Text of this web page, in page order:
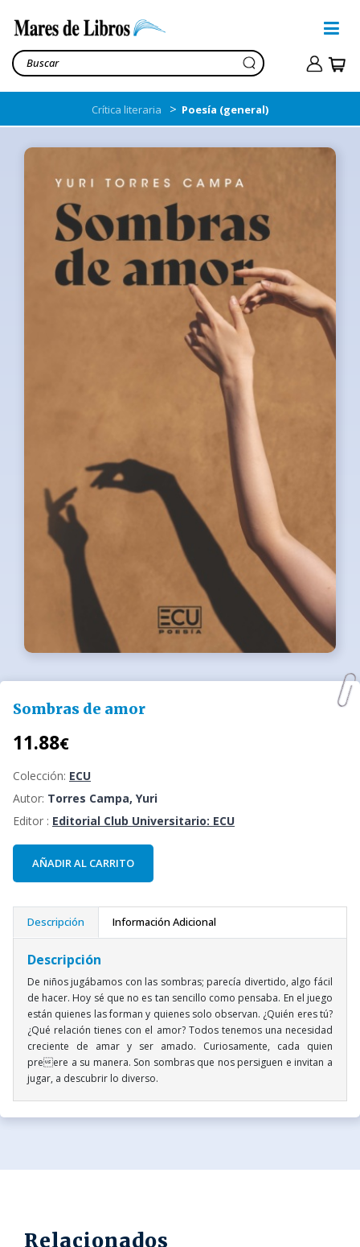
Crítica literaria > Poesía (general)
Sombras de amor
11.88€
Colección: ECU
Autor: Torres Campa, Yuri
Editor : Editorial Club Universitario: ECU
AÑADIR AL CARRITO
Descripción Información Adicional
Descripción
De niños jugábamos con las sombras; parecía divertido, algo fácil
de hacer. Hoy sé que no es tan sencillo como pensaba. En el juego
están quienes las forman y quienes solo observan. ¿Quién eres tú?
¿Qué relación tienes con el amor? Todos tenemos una necesidad
creciente de amar y ser amado. Curiosamente, cada quien
preere a su manera. Son sombras que nos persiguen e invitan a
jugar, a descubrir lo diverso.
Relacionados